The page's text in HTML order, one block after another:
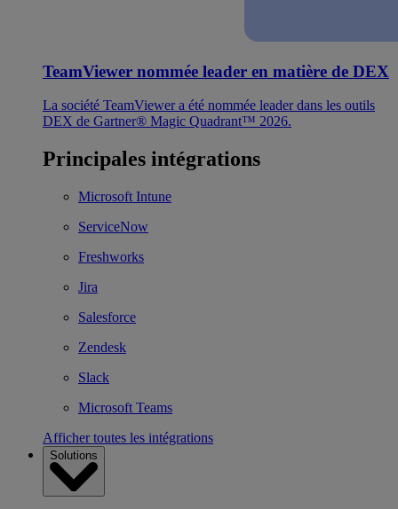
TeamViewer nommée leader en matière de DEX
La société TeamViewer a été nommée leader dans les outils
DEX de Gartner® Magic Quadrant™ 2026.
Principales intégrations
Microsoft Intune
ServiceNow
Freshworks
Jira
Salesforce
Zendesk
Slack
Microsoft Teams
Afficher toutes les intégrations
Solutions